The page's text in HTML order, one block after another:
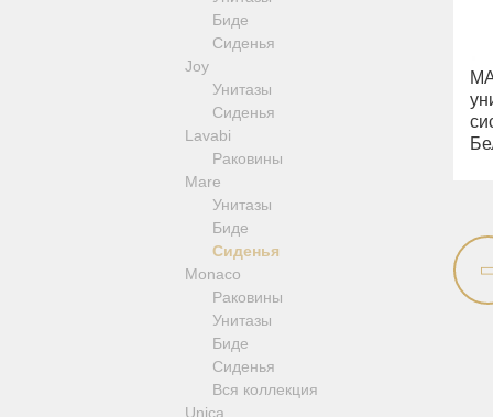
Fortis Gold
Fortis Black
Grazia
King
Kvant
Kvant Black
Kvant Gold
Laguna
Lem
Lem Crystal
Luxor
Maya
Olivia
Opera
Oxford
Prestige
Prestige Crystal
Prestige New
Kvant
Luxor
Mirella
Monte Carlo
Olivia
Opera
Provance
Versailles
Зеркала оптические, салфетницы
Полки-решетки
Ведра и корзины для белья
Стойки
Cleopatra
Биде
Сиденья
Joy
Унитазы
Сиденья
Lavabi
Раковины
Mare
Унитазы
Биде
Сиденья
Monaco
Раковины
Унитазы
Биде
Сиденья
Вся коллекция
Unica